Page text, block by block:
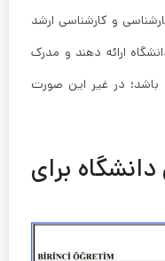
و کارشناسی ارشد
ارائه دهند و مدرک
باشد؛ در غیر این صورت
برای